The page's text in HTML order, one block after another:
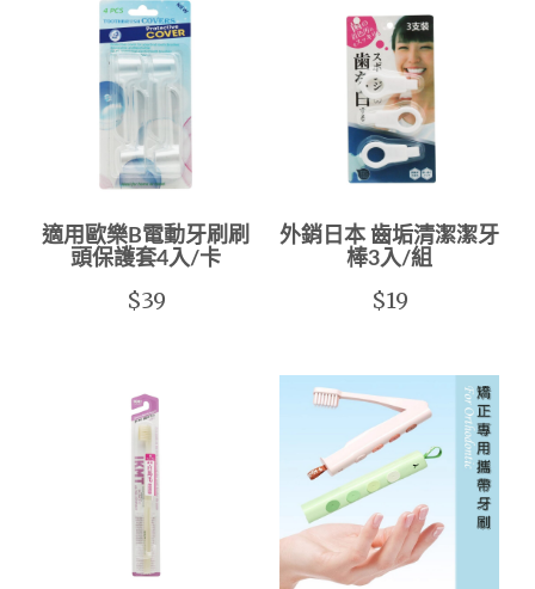
適用歐樂B電動牙刷刷
頭保護套4入/卡
$39
外銷日本 齒垢清潔潔牙
棒3入/組
$19